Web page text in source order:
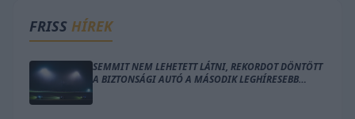
FRISS HÍREK
SEMMIT NEM LEHETETT LÁTNI, REKORDOT DÖNTÖTT
A BIZTONSÁGI AUTÓ A MÁSODIK LEGHÍRESEBB